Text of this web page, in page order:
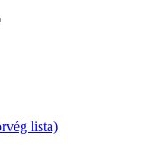
lista)